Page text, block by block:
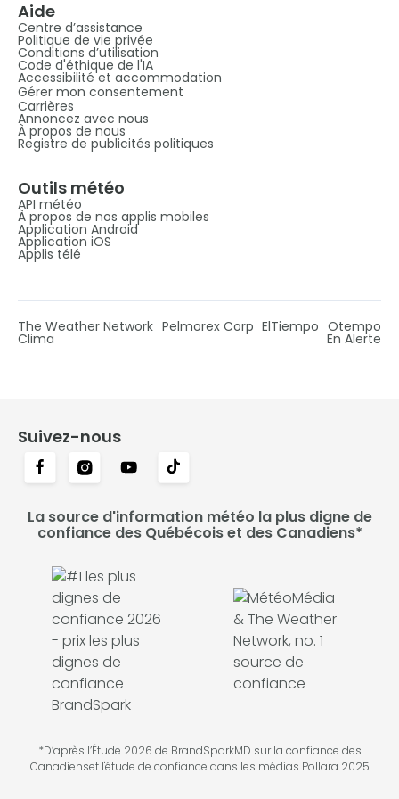
Aide
Centre d’assistance
Politique de vie privée
Conditions d’utilisation
Code d'éthique de l'IA
Accessibilité et accommodation
Gérer mon consentement
Carrières
Annoncez avec nous
À propos de nous
Registre de publicités politiques
Outils météo
API météo
À propos de nos applis mobiles
Application Android
Application iOS
Applis télé
The Weather Network Pelmorex Corp ElTiempo Otempo
Clima En Alerte
Suivez-nous
La source d'information météo la plus digne de
confiance des Québécois et des Canadiens*
*D’après l’Étude 2026 de BrandSparkMD sur la confiance des
Canadienset l'étude de confiance dans les médias Pollara 2025